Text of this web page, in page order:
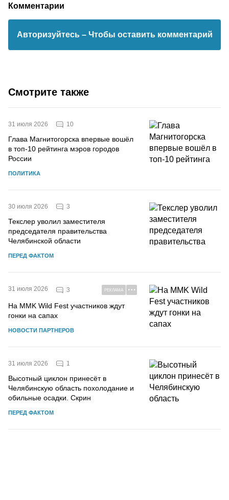
Комментарии
Авторизуйтесь – Чтобы оставить комментарий
Смотрите также
31 июля 2026 10
Глава Магнитогорска впервые вошёл
в топ-10 рейтинга мэров городов
России
ПОЛИТИКА
30 июля 2026 3
Текслер уволил заместителя
председателя правительства
Челябинской области
ПЕРЕД ФАКТОМ
31 июля 2026 3 РЕКЛАМА
На MMK Wild Fest участников ждут
гонки на сапах
НОВОСТИ ПАРТНЕРОВ
31 июля 2026 1
Высотный циклон принесёт в
Челябинскую область похолодание и
обильные осадки. Скрин
ПЕРЕД ФАКТОМ